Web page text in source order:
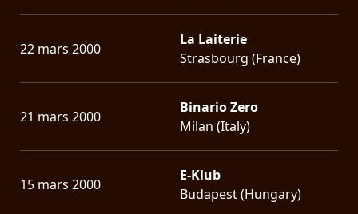
22 mars 2000
La Laiterie
Strasbourg (France)
21 mars 2000
Binario Zero
Milan (Italy)
15 mars 2000
E-Klub
Budapest (Hungary)